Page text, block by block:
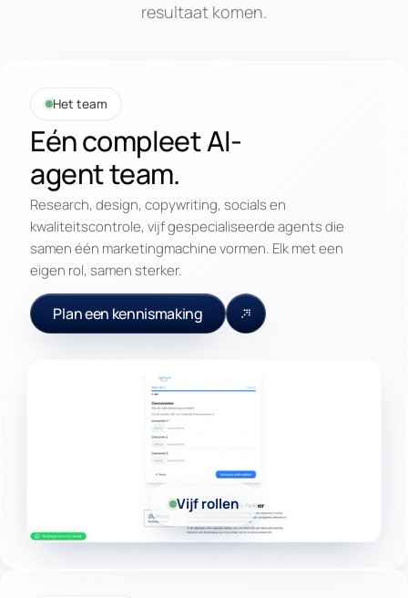
resultaat komen.
Het team
Eén compleet AI-
agent team.
Research, design, copywriting, socials en
kwaliteitscontrole, vijf gespecialiseerde agents die
samen één marketingmachine vormen. Elk met een
eigen rol, samen sterker.
Plan een kennismaking
Vijf rollen